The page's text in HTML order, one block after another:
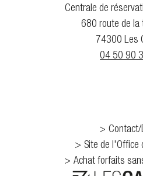
Centrale de
680 route de la
74300 Les
04 50 90
Contact/
Site de l'Office
Achat forfaits